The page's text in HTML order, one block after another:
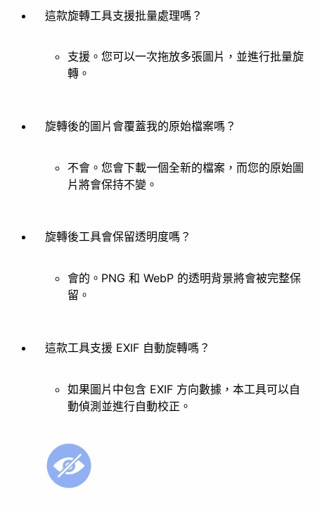
這款旋轉工具支援批量處理嗎？
支援。您可以一次拖放多張圖片，並進行批量旋
轉。
旋轉後的圖片會覆蓋我的原始檔案嗎？
不會。您會下載一個全新的檔案，而您的原始圖
片將會保持不變。
旋轉後工具會保留透明度嗎？
會的。PNG 和 WebP 的透明背景將會被完整保
留。
這款工具支援 EXIF 自動旋轉嗎？
如果圖片中包含 EXIF 方向數據，本工具可以自
動偵測並進行自動校正。